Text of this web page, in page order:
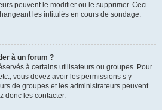
peuvent le modifier ou le supprimer. Ceci
les intitulés en cours de sondage.
à un forum ?
à certains utilisateurs ou groupes. Pour
vous devez avoir les permissions s’y
de groupes et les administrateurs peuvent
donc les contacter.